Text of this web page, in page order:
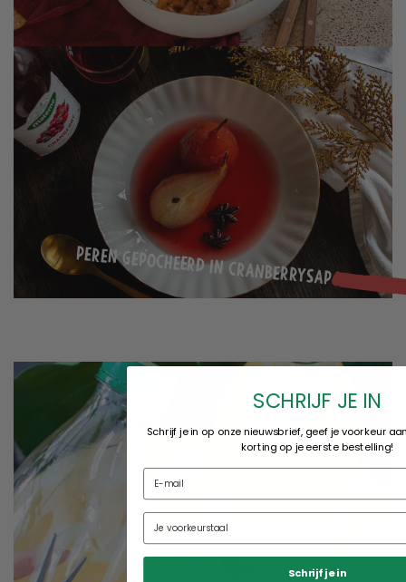
Peren gepocheerd in cranberrysap
SCHRIJF JE IN
Schrijf je in op onze nieuwsbrief, geef je voorkeur
korting op je eerste bestelling!
Schrijf je in